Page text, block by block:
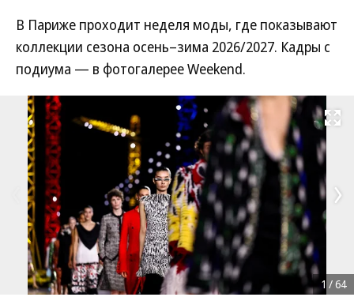
В Париже проходит неделя моды, где показывают
коллекции сезона осень–зима 2026/2027. Кадры с
подиума — в фотогалерее Weekend.
Развернуть
1 /64